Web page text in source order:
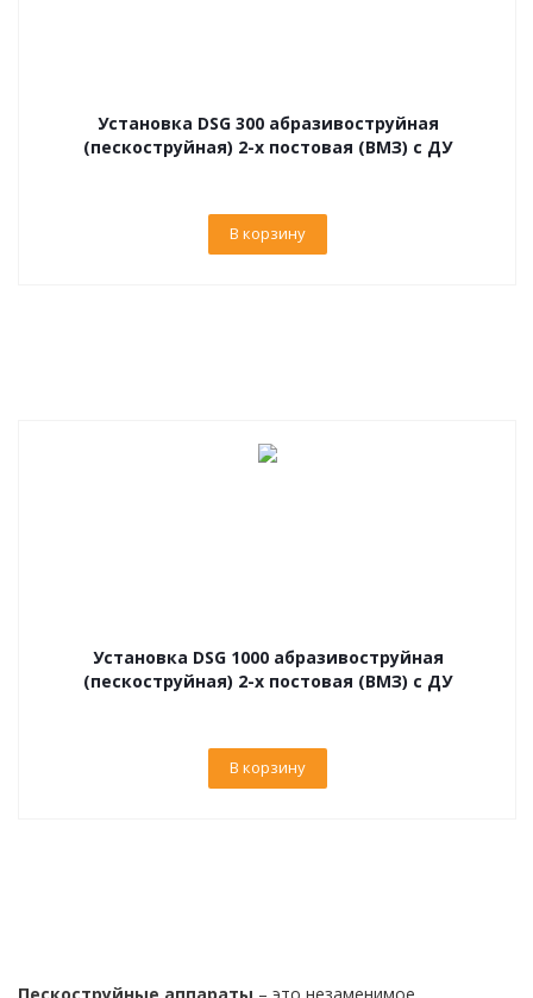
Установка DSG 300 абразивоструйная
(пескоструйная) 2-х постовая (ВМЗ) с ДУ
В корзину
Установка DSG 1000 абразивоструйная
(пескоструйная) 2-х постовая (ВМЗ) с ДУ
В корзину